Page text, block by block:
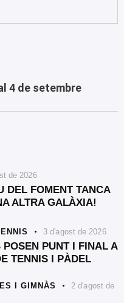
4 de setembre
de 2026
DEL FOMENT TANCA
ALTRA GALÀXIA!
3 d'agost de 2026
POSEN PUNT I FINAL A
TENNIS I PÀDEL
I GIMNÀS
2 d'agost de